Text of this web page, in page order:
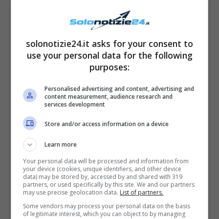
Tocca in posa a bordo piscina con un corpo
seducente così come i fan in questi anni
l’hanno sempre vista e seguita davanti alle
telecamere di Amici che sui social network.
solonotizie24.it asks for your consent to
use your personal data for the following
purposes:
Personalised advertising and content, advertising and
content measurement, audience research and
services development
Store and/or access information on a device
Learn more
Your personal data will be processed and information from
your device (cookies, unique identifiers, and other device
data) may be stored by, accessed by and shared with 319
partners, or used specifically by this site. We and our partners
may use precise geolocation data. List of partners.
Some vendors may process your personal data on the basis
of legitimate interest, which you can object to by managing